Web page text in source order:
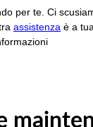
per te. Ci
assistenza è a